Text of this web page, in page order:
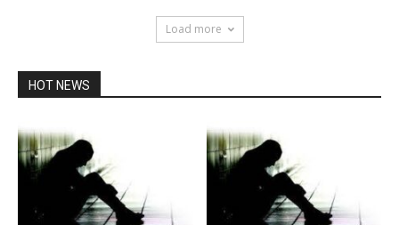
Load more
HOT NEWS